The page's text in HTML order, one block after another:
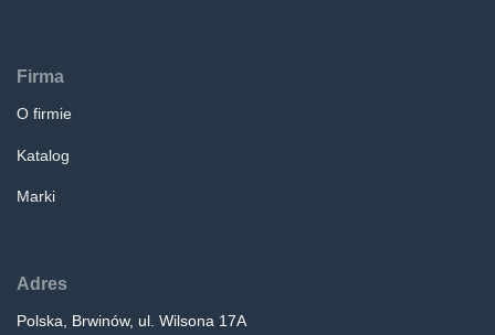
Firma
O firmie
Katalog
Marki
Adres
Polska, Brwinów, ul. Wilsona 17A